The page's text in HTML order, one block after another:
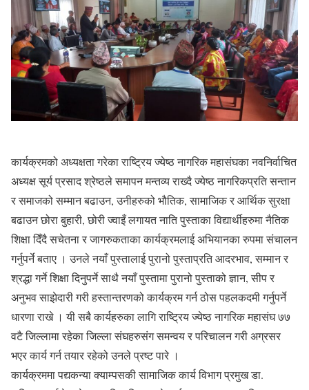
कार्यक्रमको अध्यक्षता गरेका राष्ट्रिय ज्येष्ठ नागरिक महासंघका नवनिर्वाचित
अध्यक्ष सूर्य प्रसाद श्रेष्ठले समापन मन्तव्य राख्दै ज्येष्ठ नागरिकप्रति सन्तान
र समाजको सम्मान बढाउन, उनीहरुको भौतिक, सामाजिक र आर्थिक सुरक्षा
बढाउन छोरा बुहारी, छोरी ज्वाइँ लगायत नाति पुस्ताका विद्यार्थीहरुमा नैतिक
शिक्षा दिँदै सचेतना र जागरुकताका कार्यक्रमलाई अभियानका रुपमा संचालन
गर्नुपर्ने बताए । उनले नयाँ पुस्तालाई पुरानो पुस्ताप्रति आदरभाव, सम्मान र
श्रद्धा गर्ने शिक्षा दिनुपर्ने साथै नयाँ पुस्तामा पुरानो पुस्ताको ज्ञान, सीप र
अनुभव साझेदारी गरी हस्तान्तरणको कार्यक्रम गर्न ठोस पहलकदमी गर्नुपर्ने
धारणा राखे । यी सबै कार्यहरुका लागि राष्ट्रिय ज्येष्ठ नागरिक महासंघ ७७
वटै जिल्लामा रहेका जिल्ला संघहरुसंग समन्वय र परिचालन गरी अग्रसर
भएर कार्य गर्न तयार रहेको उनले प्रष्ट पारे ।
कार्यक्रममा पद्यकन्या क्याम्पसकी सामाजिक कार्य विभाग प्रमुख डा.